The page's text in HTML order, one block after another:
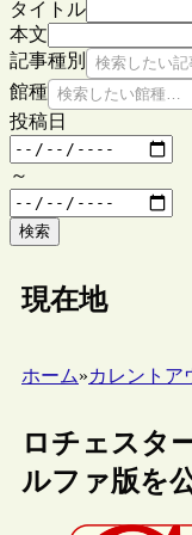
タイトル
本文
記事種別
検索したい
館種 検索したい館種を
投稿日
～
検索
現在地
ホーム»カレントア
ロチェスタ
ルファ版を